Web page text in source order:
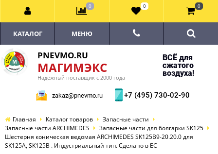
PNEVMO.RU
МАГИМЭКС
Надёжный поставщик с 2000 года
ВСЁ для
сжатого
воздуха!
zakaz@pnevmo.ru +7 (495) 730-02-90
КАТАЛОГ МЕНЮ
Главная Каталог товаров
Запасные части
Запасные части ARCHIMEDES
Запасные части для болгарки SK125
Шестерня коническая ведомая ARCHIMEDES SK125B9-20.20.0 для
SK125A, SK125B . Индустриальный тип. Сделано в ЕС
0 0 0